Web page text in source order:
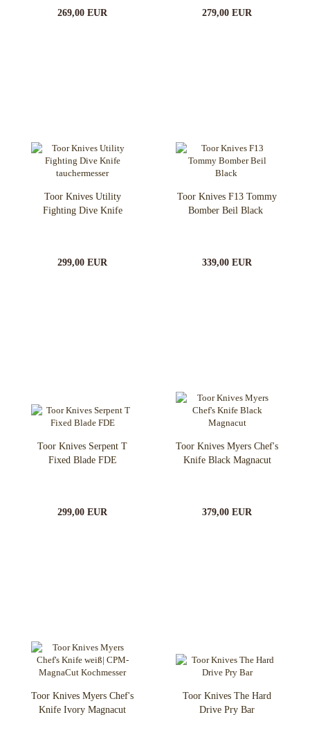
269,00 EUR 279,00 EUR
Toor Knives Utility
Fighting Dive Knife
299,00 EUR
Toor Knives F13 Tommy
Bomber Beil Black
339,00 EUR
Toor Knives Serpent T
Fixed Blade FDE
299,00 EUR
Toor Knives Myers Chef's
Knife Black Magnacut
379,00 EUR
Toor Knives Myers Chef's
Knife Ivory Magnacut
Toor Knives The Hard
Drive Pry Bar